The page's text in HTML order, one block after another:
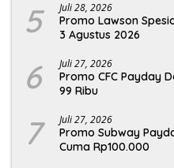
5 Juli 28, 2026
Promo Lawson
3 Agustus 2026
6 Juli 27, 2026
Promo CFC Payday
99 Ribu
7 Juli 27, 2026
Promo Subway
Cuma Rp100.000